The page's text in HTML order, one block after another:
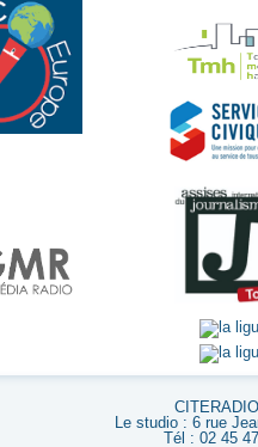
Le studio : 6 rue
Tél : 02 45